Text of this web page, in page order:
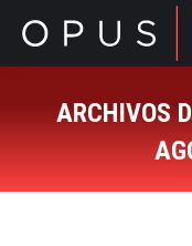
ARCHIVOS